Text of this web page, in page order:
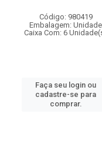
Código: 980419
Embalagem: Unidade
Caixa Com: 6
Faça seu login ou
cadastre-se para
comprar.